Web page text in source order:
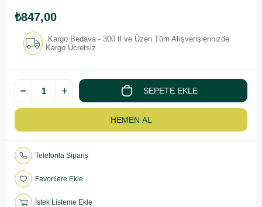
₺847,00
Kargo Bedava - 300 tl ve Üzeri Tüm Alışverişlerinizde
Kargo Ücretsiz
Telefonla Sipariş
Favorilere Ekle
İstek Listeme Ekle